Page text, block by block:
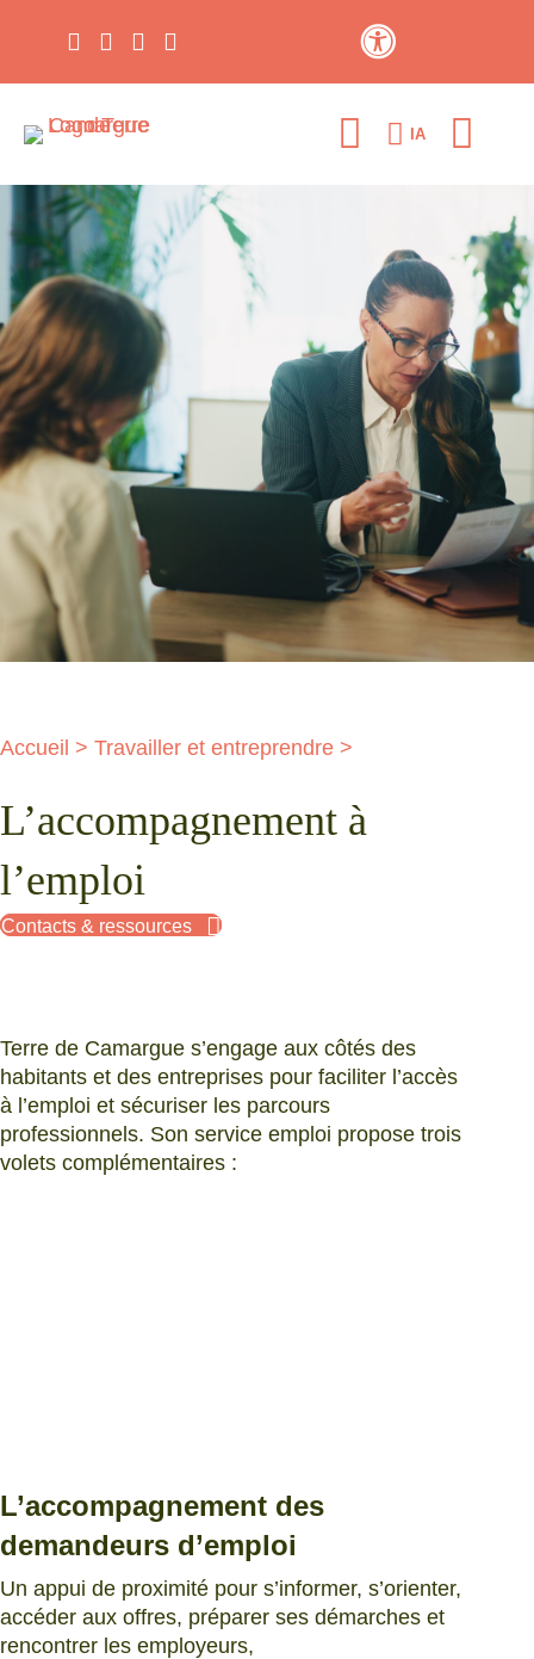
IA
Accueil > Travailler et entreprendre >
L’accompagnement à
l’emploi
Contacts & ressources
Terre de Camargue s’engage aux côtés des
habitants et des entreprises pour faciliter l’accès
à l’emploi et sécuriser les parcours
professionnels. Son service emploi propose trois
volets complémentaires :
L’accompagnement des
demandeurs d’emploi
Un appui de proximité pour s’informer, s’orienter,
accéder aux offres, préparer ses démarches et
rencontrer les employeurs,